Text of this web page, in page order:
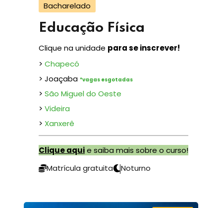
Bacharelado
Educação Física
Clique na unidade para se inscrever!
> Chapecó
> Joaçaba *vagas esgotadas
> São Miguel do Oeste
> Videira
> Xanxerê
Clique aquie saiba mais sobre o curso!
Matrícula gratuita
Noturno